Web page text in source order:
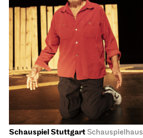
Schauspiel Stuttgart Schauspielhaus